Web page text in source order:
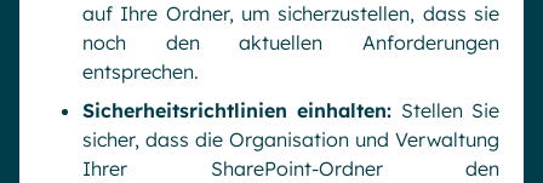
auf Ihre Ordner, um sicherzustellen, dass sie
noch den aktuellen Anforderungen
entsprechen.
Sicherheitsrichtlinien einhalten: Stellen Sie
sicher, dass die Organisation und Verwaltung
Ihrer SharePoint-Ordner den